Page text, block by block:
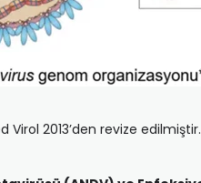
Virol 2013’den revize